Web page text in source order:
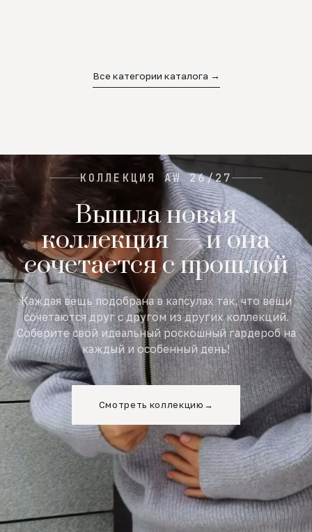
Все категории каталога →
КОЛЛЕКЦИЯ AW 26/27
Вышла новая
коллекция — и она
сочетается с прошлой
Каждая вещь подобрана в капсулах так, что вещи
сочетаются друг с другом из других коллекций.
Соберите свой идеальный роскошный гардероб на
каждый и особенный день!
Смотреть коллекцию →